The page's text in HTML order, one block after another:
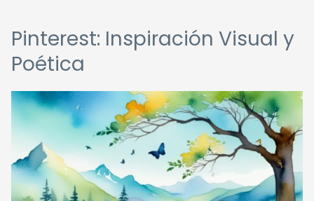
Pinterest: Inspiración Visual y
Poética